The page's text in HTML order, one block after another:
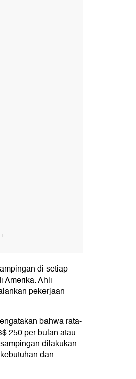
di setiap
Amerika. Ahli
pekerjaan
bahwa rata-
250 per bulan atau
dilakukan
dan